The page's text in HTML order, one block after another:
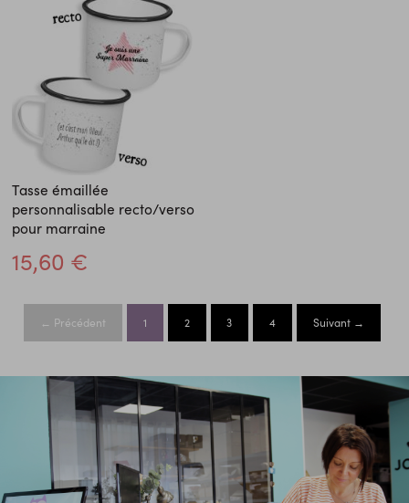
Tasse émaillée
personnalisable recto/verso
pour marraine
15,60 €
← Précédent 1 2 3 4 Suivant →